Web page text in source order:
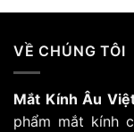
VỀ CHÚNG TÔI
Mắt Kính Âu
phẩm mắt kính